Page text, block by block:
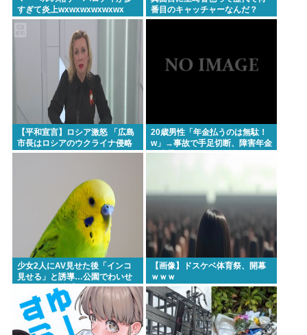
すぎて炎上wxwxwxwxwxwx
番目のキャッチャーなんだ？
【平和宣言】ロシア激怒 「広島
市長はロシアのウクライナ侵略
を非難した」
20歳男性「年金払うのは無駄！
w」→事故で手足切断、障害年金
一生貰えないと知り泣く
少女2人にAV見せた後「インコ
見せる」と誘導…公園でわいせ
つ 75歳男逮捕
【画像】ドスケベ体育祭、開幕
ｗｗｗ